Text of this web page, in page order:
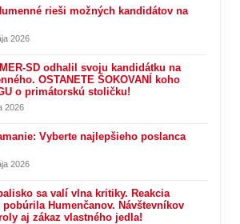
rieši možných kandidátov na
2026
SD odhalil svoju kandidátku na
OSTANETE ŠOKOVANÍ koho
o primátorskú stoličku!
2026
Vyberte najlepšieho poslanca
2026
sa valí vlna kritiky. Reakcia
Humenčanov. Návštevníkov
aj zákaz vlastného jedla!